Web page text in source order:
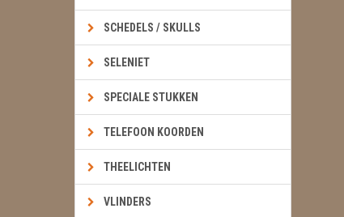
SCHEDELS / SKULLS
SELENIET
SPECIALE STUKKEN
TELEFOON KOORDEN
THEELICHTEN
VLINDERS